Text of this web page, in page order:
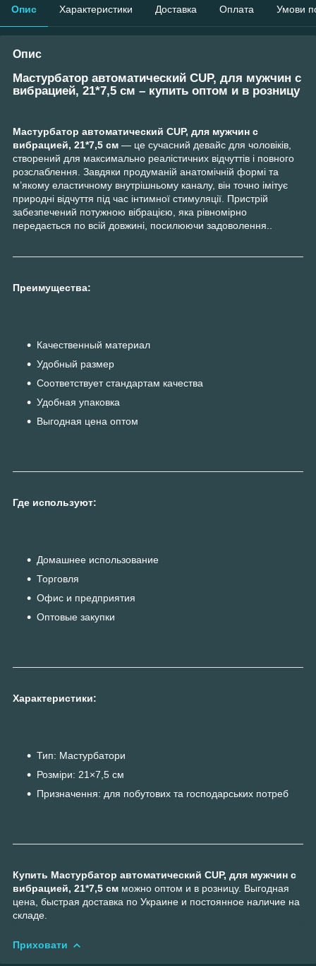
Опис Характеристики Доставка Оплата Умови
Опис
Мастурбатор автоматический CUP, для мужчин с
вибрацией, 21*7,5 см – купить оптом и в розницу
Мастурбатор автоматический CUP, для мужчин с
вибрацией, 21*7,5 см — це сучасний девайс для чоловіків,
створений для максимально реалістичних відчуттів і повного
розслаблення. Завдяки продуманій анатомічній формі та
м’якому еластичному внутрішньому каналу, він точно імітує
природні відчуття під час інтимної стимуляції. Пристрій
забезпечений потужною вібрацією, яка рівномірно
передається по всій довжині, посилюючи задоволення..
Преимущества:
Качественный материал
Удобный размер
Соответствует стандартам качества
Удобная упаковка
Выгодная цена оптом
Где используют:
Домашнее использование
Торговля
Офис и предприятия
Оптовые закупки
Характеристики:
Тип: Мастурбатори
Розміри: 21×7,5 см
Призначення: для побутових та господарських потреб
Купить Мастурбатор автоматический CUP, для мужчин с
вибрацией, 21*7,5 см можно оптом и в розницу. Выгодная
цена, быстрая доставка по Украине и постоянное наличие на
складе.
Приховати